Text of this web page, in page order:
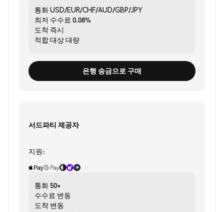
통화USD/EUR/CHF/AUD/GBP/JPY
최저 수수료 0.08%
도착 즉시
적합 대상대량
은행 송금으로 구매
서드파티 제공자
지원:
통화 50+
수수료 변동
도착 변동